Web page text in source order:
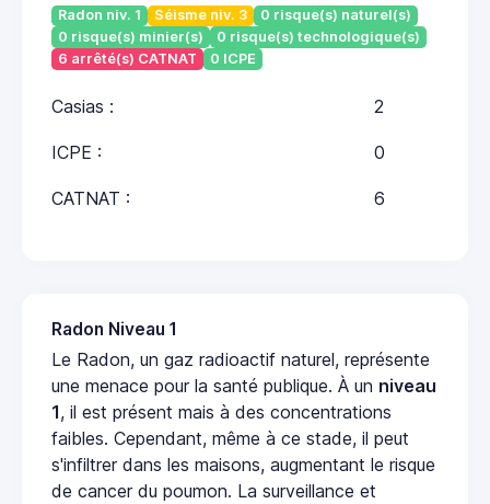
Radon niv. 1 Séisme niv. 3
0 risque(s) naturel(s)
0 risque(s) minier(s)
0 risque(s) technologique(s)
6 arrêté(s) CATNAT
0 ICPE
Casias : 2
ICPE : 0
CATNAT : 6
Radon Niveau 1
Le Radon, un gaz radioactif naturel, représente
une menace pour la santé publique. À un niveau
1, il est présent mais à des concentrations
faibles. Cependant, même à ce stade, il peut
s'infiltrer dans les maisons, augmentant le risque
de cancer du poumon. La surveillance et